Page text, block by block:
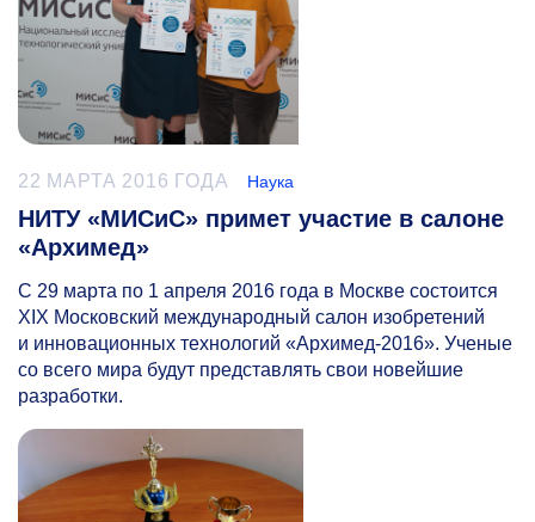
22 МАРТА 2016 ГОДА Наука
НИТУ «МИСиС» примет участие в салоне
«Архимед»
С 29 марта по 1 апреля 2016 года в Москве состоится
XIX Московский международный салон изобретений
и инновационных технологий «Архимед-2016». Ученые
со всего мира будут представлять свои новейшие
разработки.